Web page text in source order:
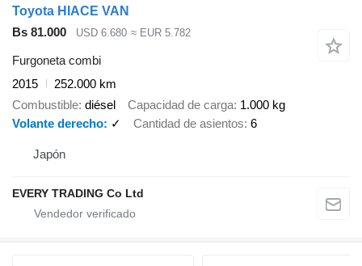
Toyota HIACE VAN
Bs 81.000
USD 6.680 ≈ EUR 5.782
Furgoneta combi
2015
252.000 km
Combustible diésel Capacidad de carga 1.000 kg
Volante derecho
✓ Cantidad de asientos 6
Japón
EVERY TRADING Co Ltd